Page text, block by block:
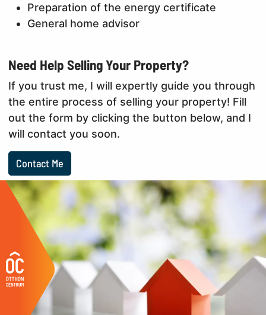
Preparation of the energy certificate
General home advisor
Need Help Selling Your Property?
If you trust me, I will expertly guide you through
the entire process of selling your property! Fill
out the form by clicking the button below, and I
will contact you soon.
Contact Me